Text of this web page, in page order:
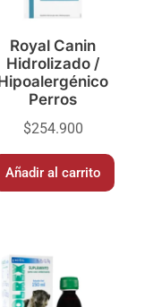
Royal Canin
Hidrolizado /
Perros
$254.900
Añadir al carrito